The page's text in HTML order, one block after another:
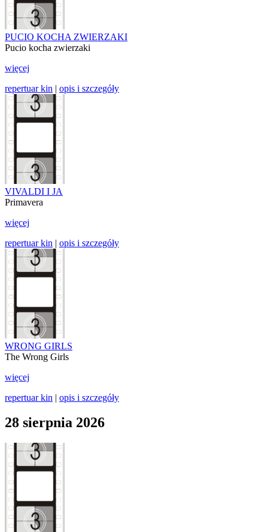
PUCIO KOCHA ZWIERZAKI
Pucio kocha zwierzaki
więcej
repertuar kin | opis i szczegóły
VIVALDI I JA
Primavera
więcej
repertuar kin | opis i szczegóły
WRONG GIRLS
The Wrong Girls
więcej
repertuar kin | opis i szczegóły
28 sierpnia 2026